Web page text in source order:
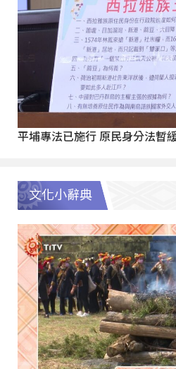
平埔專法已施行 原民身分法暫
文化小辭典